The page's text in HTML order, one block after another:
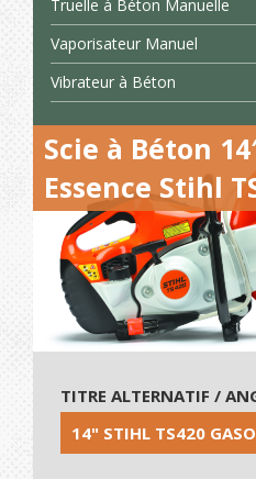
Truelle à Béton Manuelle
Vaporisateur Manuel
Vibrateur à Béton
Scie à Béton
Essence Stihl
TITRE ALTERNATIF /
14" STIHL TS420